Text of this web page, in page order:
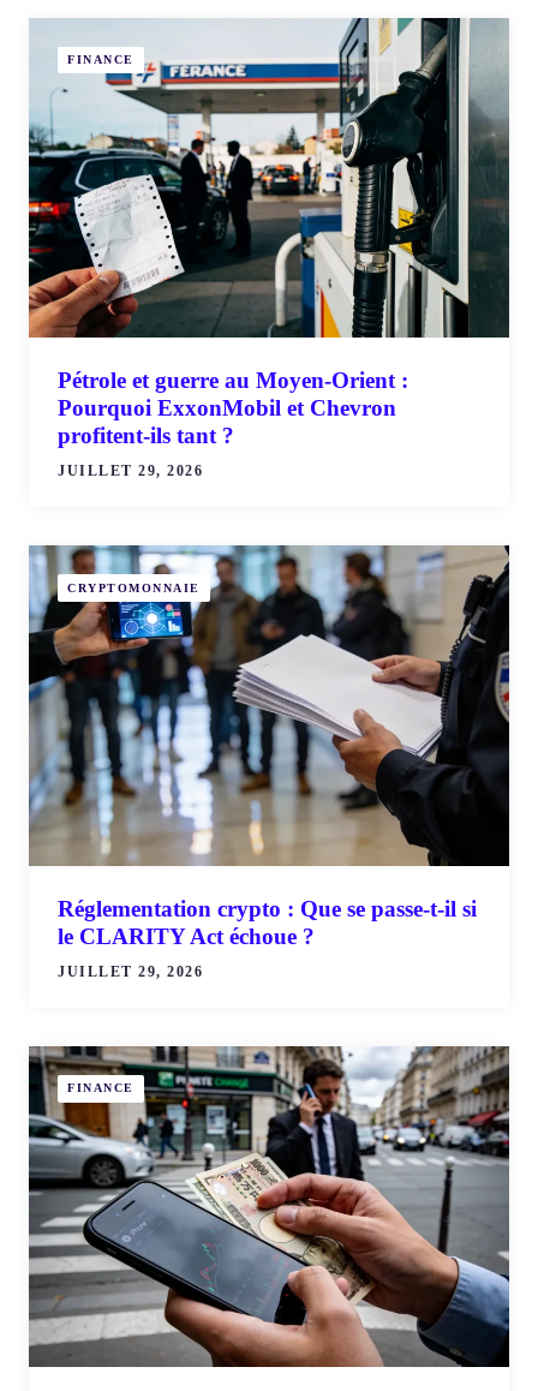
FINANCE
Pétrole et guerre au Moyen-Orient :
Pourquoi ExxonMobil et Chevron
profitent-ils tant ?
JUILLET 29, 2026
CRYPTOMONNAIE
Réglementation crypto : Que se passe-t-il si
le CLARITY Act échoue ?
JUILLET 29, 2026
FINANCE